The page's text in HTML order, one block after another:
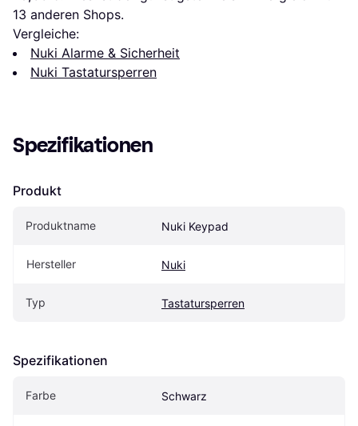
13 anderen Shops.
Vergleiche:
Nuki Alarme & Sicherheit
Nuki Tastatursperren
Spezifikationen
Produkt
Produktname Nuki Keypad
Hersteller Nuki
Typ Tastatursperren
Spezifikationen
Farbe Schwarz